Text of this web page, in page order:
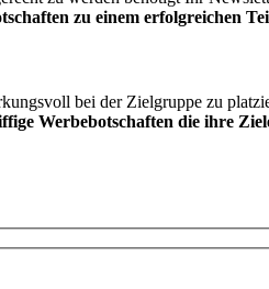
zu einem erfolgreichen
bei der Zielgruppe zu
Werbebotschaften die ihre